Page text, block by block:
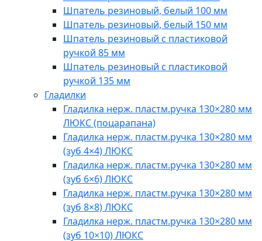
Шпатель резиновый, белый 100 мм
Шпатель резиновый, белый 150 мм
Шпатель резиновый с пластиковой
ручкой 85 мм
Шпатель резиновый с пластиковой
ручкой 135 мм
Гладилки
Гладилка нерж. пластм.ручка 130×280 мм
ЛЮКС (поцарапана)
Гладилка нерж. пластм.ручка 130×280 мм
(зуб 4×4) ЛЮКС
Гладилка нерж. пластм.ручка 130×280 мм
(зуб 6×6) ЛЮКС
Гладилка нерж. пластм.ручка 130×280 мм
(зуб 8×8) ЛЮКС
Гладилка нерж. пластм.ручка 130×280 мм
(зуб 10×10) ЛЮКС